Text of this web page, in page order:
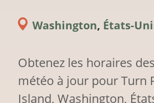
Washington, États-
Obtenez les horaires
météo à jour pour Turn
Island, Washington,